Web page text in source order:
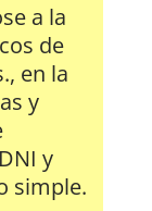
a la
de
en la
y
y
simple.